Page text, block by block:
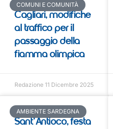
COMUNI E COMUNITÀ
Cagliari, modifiche
al traffico per il
passaggio della
fiamma olimpica
Redazione 11 Dicembre 2025
AMBIENTE SARDEGNA
Sant’Antioco, festa